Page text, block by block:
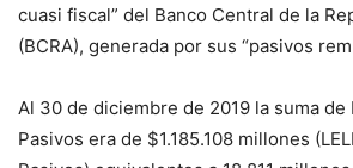
cuasi fiscal” del Banco Central de la
(BCRA), generada por sus “pasivos
Al 30 de diciembre de 2019 la suma de
Pasivos era de $1.185.108 millones